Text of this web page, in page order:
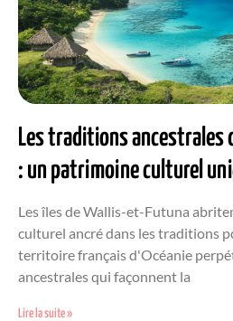
Les traditions ancestrales
: un patrimoine culturel
Les îles de Wallis-et-Futuna
culturel ancré dans les traditions
territoire français d'Océanie
ancestrales qui façonnent la
Lire la suite »